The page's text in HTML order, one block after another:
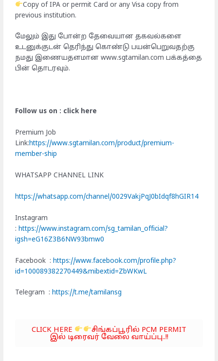
Copy of IPA or permit Card or any Visa copy from
previous institution.
மேலும் இது போன்ற தேவையான தகவல்களை
உடனுக்குடன் தெரிந்து கொண்டு பயன்பெறுவதற்கு
நமது இணையதளமான www.sgtamilan.com பக்கத்தை
பின் தொடரவும்.
Follow us on : click here
Premium Job
Link:https://www.sgtamilan.com/product/premium-
member-ship
WHATSAPP CHANNEL LINK
https://whatsapp.com/channel/0029VakjPqJ0bIdqf8hGIR14
Instagram
:https://www.instagram.com/sg_tamilan_official?
igsh=eG16Z3B6NW93bmw0
Facebook :https://www.facebook.com/profile.php?
id=100089382270449&mibextid=ZbWKwL
Telegram :https://t.me/tamilansg
CLICK HERE சிங்கப்பூரில் PCM PERMIT
இல் டிரைவர் வேலை வாய்ப்பு..!!